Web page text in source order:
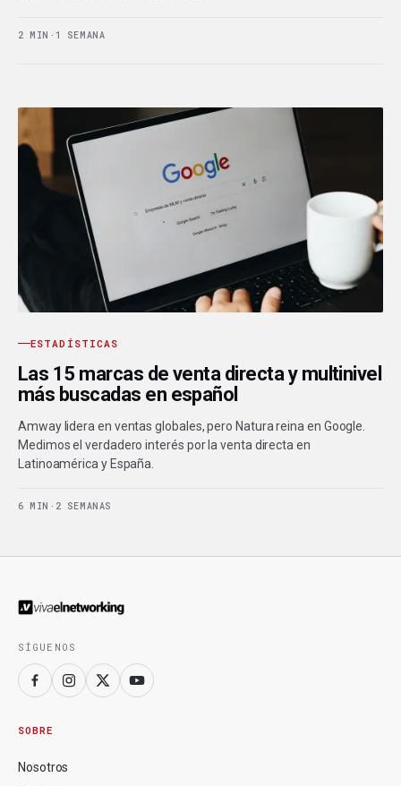
2 MIN · 1 SEMANA
ESTADÍSTICAS
Las 15 marcas de venta directa y multinivel
más buscadas en español
Amway lidera en ventas globales, pero Natura reina en Google.
Medimos el verdadero interés por la venta directa en
Latinoamérica y España.
6 MIN · 2 SEMANAS
SÍGUENOS
SOBRE
Nosotros